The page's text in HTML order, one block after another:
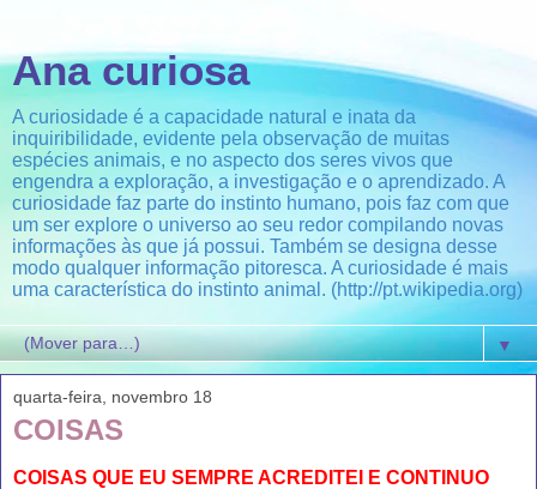
Ana curiosa
A curiosidade é a capacidade natural e inata da
inquiribilidade, evidente pela observação de muitas
espécies animais, e no aspecto dos seres vivos que
engendra a exploração, a investigação e o aprendizado. A
curiosidade faz parte do instinto humano, pois faz com que
um ser explore o universo ao seu redor compilando novas
informações às que já possui. Também se designa desse
modo qualquer informação pitoresca. A curiosidade é mais
uma característica do instinto animal. (http://pt.wikipedia.org)
▼
quarta-feira, novembro 18
COISAS
COISAS QUE EU SEMPRE ACREDITEI E CONTINUO